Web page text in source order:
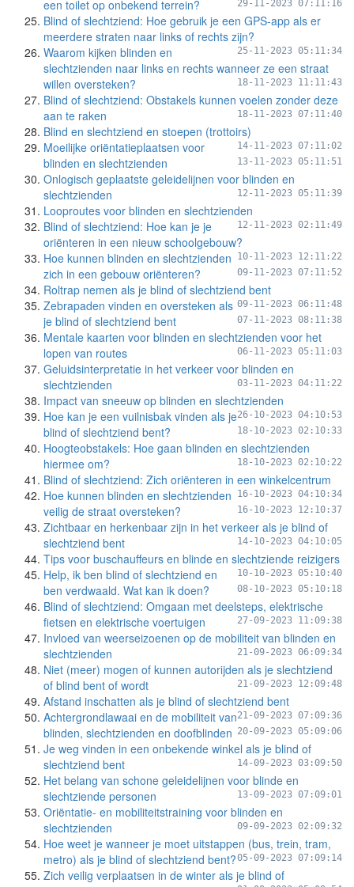
een toilet op onbekend terrein?
29-11-2023 07:11:16
Blind of slechtziend: Hoe gebruik je een GPS-app als er
meerdere straten naar links of rechts zijn?
25-11-2023 05:11:34
Waarom kijken blinden en
slechtzienden naar links en rechts wanneer ze een straat
willen oversteken?
18-11-2023 11:11:43
Blind of slechtziend: Obstakels kunnen voelen zonder deze
aan te raken
18-11-2023 07:11:40
Blind en slechtziend en stoepen (trottoirs)
14-11-2023 07:11:02
Moeilijke oriëntatieplaatsen voor
blinden en slechtzienden
13-11-2023 05:11:51
Onlogisch geplaatste geleidelijnen voor blinden en
slechtzienden
12-11-2023 05:11:39
Looproutes voor blinden en slechtzienden
12-11-2023 02:11:49
Blind of slechtziend: Hoe kan je je
oriënteren in een nieuw schoolgebouw?
10-11-2023 12:11:22
Hoe kunnen blinden en slechtzienden
zich in een gebouw oriënteren?
09-11-2023 07:11:52
Roltrap nemen als je blind of slechtziend bent
09-11-2023 06:11:48
Zebrapaden vinden en oversteken als
je blind of slechtziend bent
07-11-2023 08:11:38
Mentale kaarten voor blinden en slechtzienden voor het
lopen van routes
06-11-2023 05:11:03
Geluidsinterpretatie in het verkeer voor blinden en
slechtzienden
03-11-2023 04:11:22
Impact van sneeuw op blinden en slechtzienden
26-10-2023 04:10:53
Hoe kan je een vuilnisbak vinden als je
blind of slechtziend bent?
18-10-2023 02:10:33
Hoogteobstakels: Hoe gaan blinden en slechtzienden
hiermee om?
18-10-2023 02:10:22
Blind of slechtziend: Zich oriënteren in een winkelcentrum
16-10-2023 04:10:34
Hoe kunnen blinden en slechtzienden
veilig de straat oversteken?
16-10-2023 12:10:37
Zichtbaar en herkenbaar zijn in het verkeer als je blind of
slechtziend bent
14-10-2023 04:10:05
Tips voor buschauffeurs en blinde en slechtziende reizigers
10-10-2023 05:10:40
Help, ik ben blind of slechtziend en
ben verdwaald. Wat kan ik doen?
08-10-2023 05:10:18
Blind of slechtziend: Omgaan met deelsteps, elektrische
fietsen en elektrische voertuigen
27-09-2023 11:09:38
Invloed van weerseizoenen op de mobiliteit van blinden en
slechtzienden
21-09-2023 06:09:34
Niet (meer) mogen of kunnen autorijden als je slechtziend
of blind bent of wordt
21-09-2023 12:09:48
Afstand inschatten als je blind of slechtziend bent
21-09-2023 07:09:36
Achtergrondlawaai en de mobiliteit van
blinden, slechtzienden en doofblinden 20-09-2023 05:09:06
Je weg vinden in een onbekende winkel als je blind of
slechtziend bent
14-09-2023 03:09:50
Het belang van schone geleidelijnen voor blinde en
slechtziende personen
13-09-2023 07:09:01
Oriëntatie- en mobiliteitstraining voor blinden en
slechtzienden
09-09-2023 02:09:32
Hoe weet je wanneer je moet uitstappen (bus, trein, tram,
metro) als je blind of slechtziend bent?05-09-2023 07:09:14
Zich veilig verplaatsen in de winter als je blind of